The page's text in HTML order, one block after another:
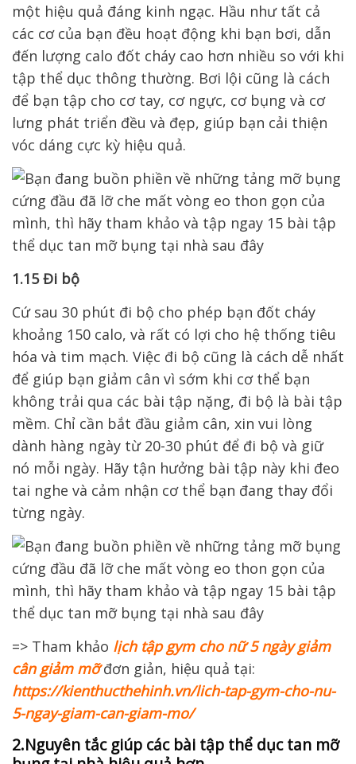
một hiệu quả đáng kinh ngạc. Hầu như tất cả
các cơ của bạn đều hoạt động khi bạn bơi, dẫn
đến lượng calo đốt cháy cao hơn nhiều so với khi
tập thể dục thông thường. Bơi lội cũng là cách
để bạn tập cho cơ tay, cơ ngực, cơ bụng và cơ
lưng phát triển đều và đẹp, giúp bạn cải thiện
vóc dáng cực kỳ hiệu quả.
1.15 Đi bộ
Cứ sau 30 phút đi bộ cho phép bạn đốt cháy
khoảng 150 calo, và rất có lợi cho hệ thống tiêu
hóa và tim mạch. Việc đi bộ cũng là cách dễ nhất
để giúp bạn giảm cân vì sớm khi cơ thể bạn
không trải qua các bài tập nặng, đi bộ là bài tập
mềm. Chỉ cần bắt đầu giảm cân, xin vui lòng
dành hàng ngày từ 20-30 phút để đi bộ và giữ
nó mỗi ngày. Hãy tận hưởng bài tập này khi đeo
tai nghe và cảm nhận cơ thể bạn đang thay đổi
từng ngày.
=> Tham khảo lịch tập gym cho nữ 5 ngày giảm
cân giảm mỡđơn giản, hiệu quả tại:
https://kienthucthehinh.vn/lich-tap-gym-cho-nu-
5-ngay-giam-can-giam-mo/
2.Nguyên tắc giúp các bài tập thể dục tan mỡ